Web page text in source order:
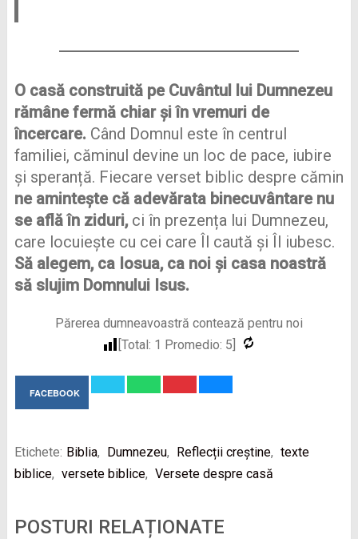
O casă construită pe Cuvântul lui Dumnezeu
rămâne fermă chiar și în vremuri de
încercare. Când Domnul este în centrul
familiei, căminul devine un loc de pace, iubire
și speranță. Fiecare verset biblic despre cămin
ne amintește că adevărata binecuvântare nu
se află în ziduri, ci în prezența lui Dumnezeu,
care locuiește cu cei care Îl caută și Îl iubesc.
Să alegem, ca Iosua, ca noi și casa noastră
să slujim Domnului Isus.
Părerea dumneavoastră contează pentru noi
[Total: 1 Promedio: 5]
FACEBOOK
Etichete: Biblia, Dumnezeu, Reflecții creștine, texte
biblice, versete biblice, Versete despre casă
POSTURI RELAȚIONATE